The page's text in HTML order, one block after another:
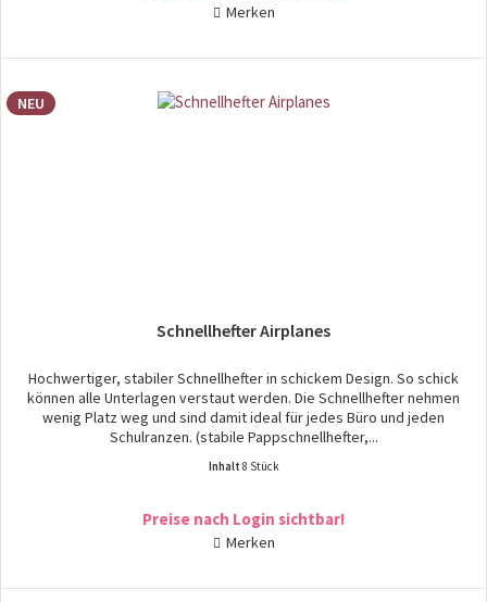
Merken
NEU
Schnellhefter Airplanes
Hochwertiger, stabiler Schnellhefter in schickem Design. So schick
können alle Unterlagen verstaut werden. Die Schnellhefter nehmen
wenig Platz weg und sind damit ideal für jedes Büro und jeden
Schulranzen. (stabile Pappschnellhefter,...
Inhalt 8 Stück
Preise nach Login sichtbar!
Merken